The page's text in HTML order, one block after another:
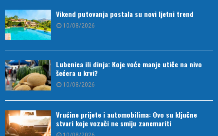
Vikend putovanja postala su novi ljetni trend
10/08/2026
Lubenica ili dinja: Koje voće manje utiče na nivo
šećera u krvi?
10/08/2026
Vrućine prijete i automobilima: Ovo su ključne
stvari koje vozači ne smiju zanemariti